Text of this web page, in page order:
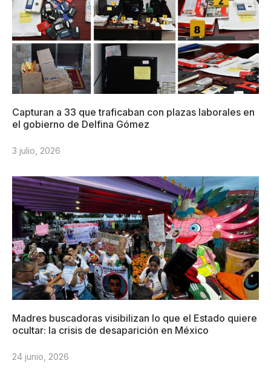
Capturan a 33 que traficaban con plazas laborales en
el gobierno de Delfina Gómez
3 julio, 2026
Madres buscadoras visibilizan lo que el Estado quiere
ocultar: la crisis de desaparición en México
24 junio, 2026